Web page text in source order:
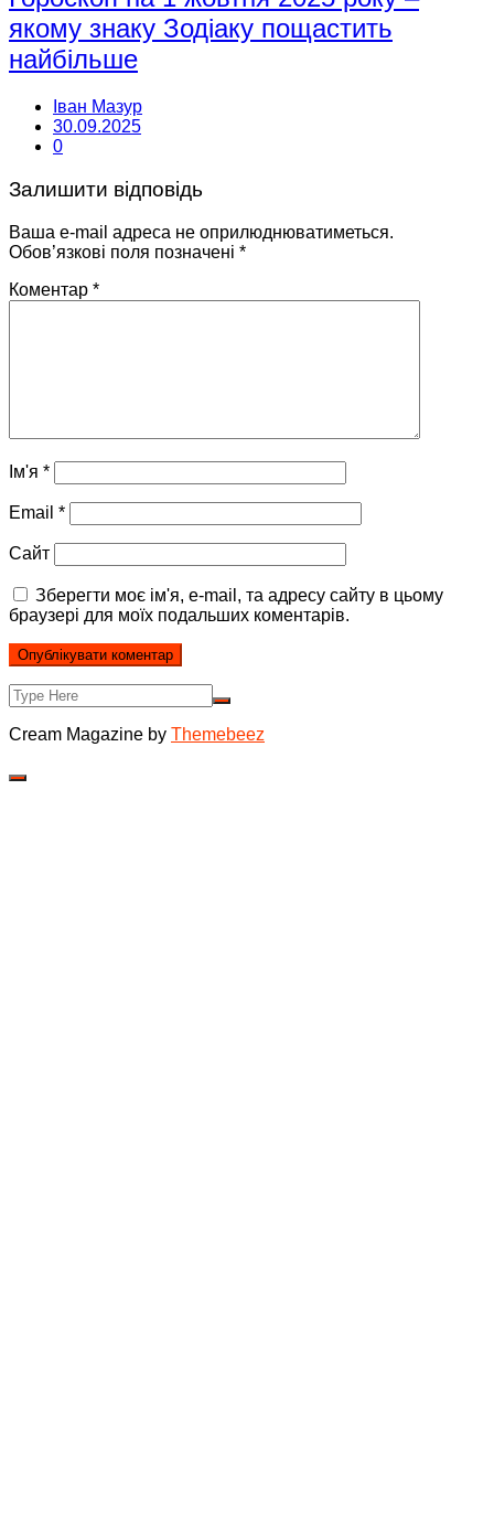
якому знаку Зодіаку пощастить
найбільше
Іван Мазур
30.09.2025
0
Залишити відповідь
Ваша e-mail адреса не оприлюднюватиметься.
Обов’язкові поля позначені *
Коментар *
Ім'я *
Email *
Сайт
Зберегти моє ім'я, e-mail, та адресу сайту в цьому
браузері для моїх подальших коментарів.
Cream Magazine by Themebeez